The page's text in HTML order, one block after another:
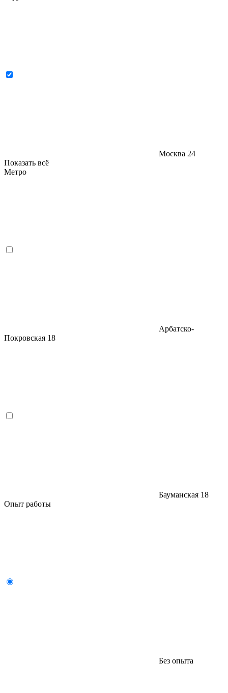
Москва 24
Показать всё
Метро
Арбатско-
Покровская 18
Бауманская 18
Опыт работы
Без опыта